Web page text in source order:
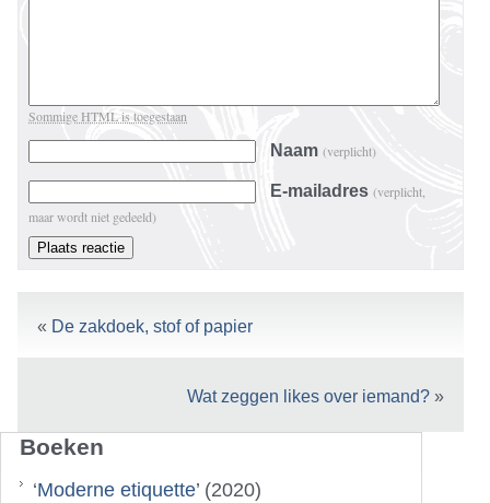
Sommige HTML is toegestaan
Naam (verplicht)
E-mailadres (verplicht,
maar wordt niet gedeeld)
« De zakdoek, stof of papier
Wat zeggen likes over iemand?»
Boeken
‘Moderne etiquette’ (2020)